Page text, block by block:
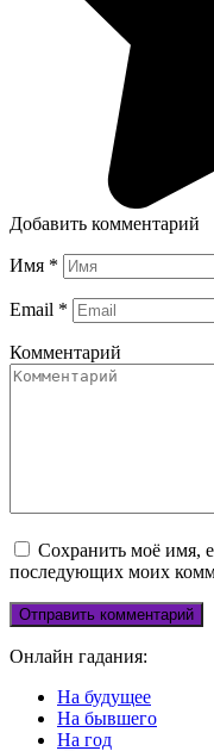
Добавить комментарий
Имя *
Email *
Комментарий
Сохранить моё имя,
последующих моих
Онлайн гадания:
На будущее
На бывшего
На год